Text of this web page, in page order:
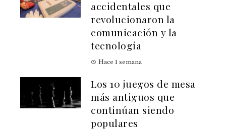
accidentales que
revolucionaron la
comunicación y la
tecnología
Hace 1 semana
Los 10 juegos de mesa
más antiguos que
continúan siendo
populares